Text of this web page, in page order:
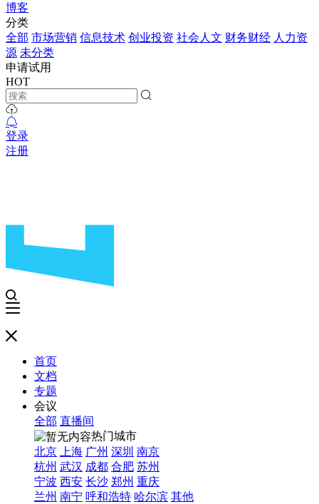
博客
分类
全部 市场营销 信息技术 创业投资 社会人文 财务财经 人力资
源 未分类
申请试用
HOT
登录
注册
首页
文档
专题
会议
全部 直播间
热门城市
北京
上海 广州 深圳 南京
杭州 武汉 成都 合肥 苏州
宁波 西安 长沙 郑州 重庆
兰州 南宁 呼和浩特 哈尔滨 其他